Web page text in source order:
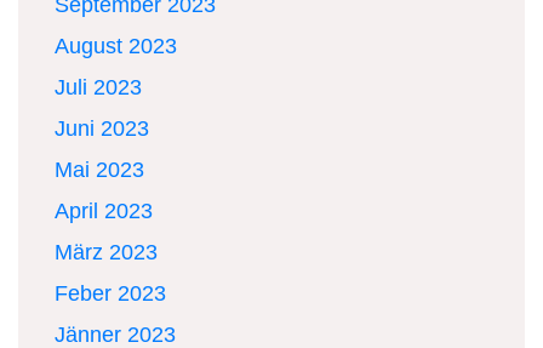
September 2023
August 2023
Juli 2023
Juni 2023
Mai 2023
April 2023
März 2023
Feber 2023
Jänner 2023